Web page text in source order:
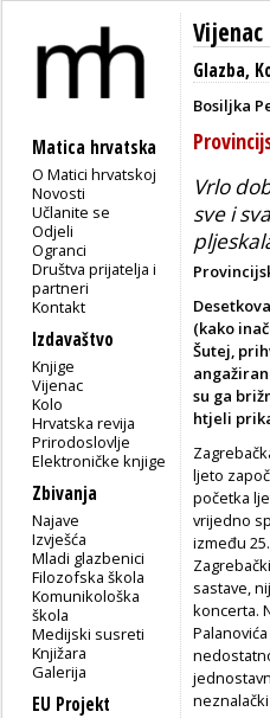
Matica hrvatska
O Matici hrvatskoj
Novosti
Učlanite se
Odjeli
Ogranci
Društva prijatelja i
partneri
Kontakt
Izdavaštvo
Knjige
Vijenac
Kolo
Hrvatska revija
Prirodoslovlje
Elektroničke knjige
Zbivanja
Najave
Izvješća
Mladi glazbenici
Filozofska škola
Komunikološka
škola
Medijski susreti
Knjižara
Galerija
EU Projekt
Vijenac
Glazba,
Bosiljka
Vrlo
sve i
(kako
Šutej,
su ga
htjeli
ljeto
početka
vrijedno
između
sastave,
koncerta.